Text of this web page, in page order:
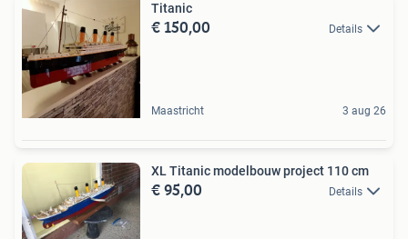
Titanic
€ 150,00 Details
Maastricht 3 aug 26
XL Titanic modelbouw project 110 cm
€ 95,00 Details